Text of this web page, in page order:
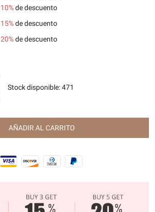
10%de descuento
15%de descuento
20%de descuento
Stock disponible:471
AÑADIR AL CARRITO